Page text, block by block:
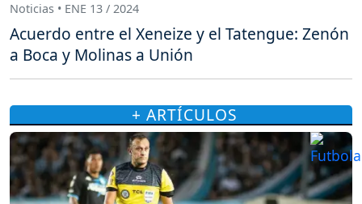
Noticias • ENE 13 / 2024
Acuerdo entre el Xeneize y el Tatengue: Zenón
a Boca y Molinas a Unión
+ ARTÍCULOS